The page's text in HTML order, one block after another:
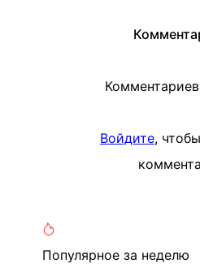
Войдите,
Популярное за неделю